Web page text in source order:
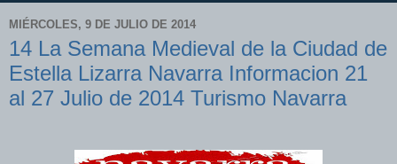
MIÉRCOLES, 9 DE JULIO DE 2014
14 La Semana Medieval de la Ciudad de
Estella Lizarra Navarra Informacion 21
al 27 Julio de 2014 Turismo Navarra